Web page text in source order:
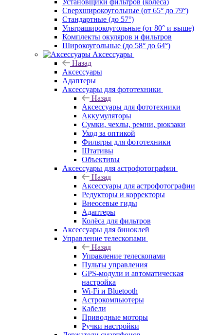
Установщики фильтров (колеса)
Сверхширокоугольные (от 65° до 79°)
Стандартные (до 57°)
Ультраширокоугольные (от 80° и выше)
Комплекты окуляров и фильтров
Широкоугольные (до 58° до 64°)
Аксессуары
Назад
Аксессуары
Адаптеры
Аксессуары для фототехники
Назад
Аксессуары для фототехники
Аккумуляторы
Сумки, чехлы, ремни, рюкзаки
Уход за оптикой
Фильтры для фототехники
Штативы
Объективы
Аксессуары для астрофотографии
Назад
Аксессуары для астрофотографии
Редукторы и корректоры
Внеосевые гиды
Адаптеры
Колёса для фильтров
Аксессуары для биноклей
Управление телескопами
Назад
Управление телескопами
Пульты управления
GPS-модули и автоматическая
настройка
Wi-Fi и Bluetooth
Астрокомпьютеры
Кабели
Приводные моторы
Ручки настройки